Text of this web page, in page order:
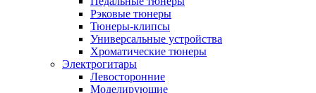
Рэковые тюнеры
Тюнеры-клипсы
Универсальные устройства
Хроматические тюнеры
Электрогитары
Левосторонние
Моделирующие